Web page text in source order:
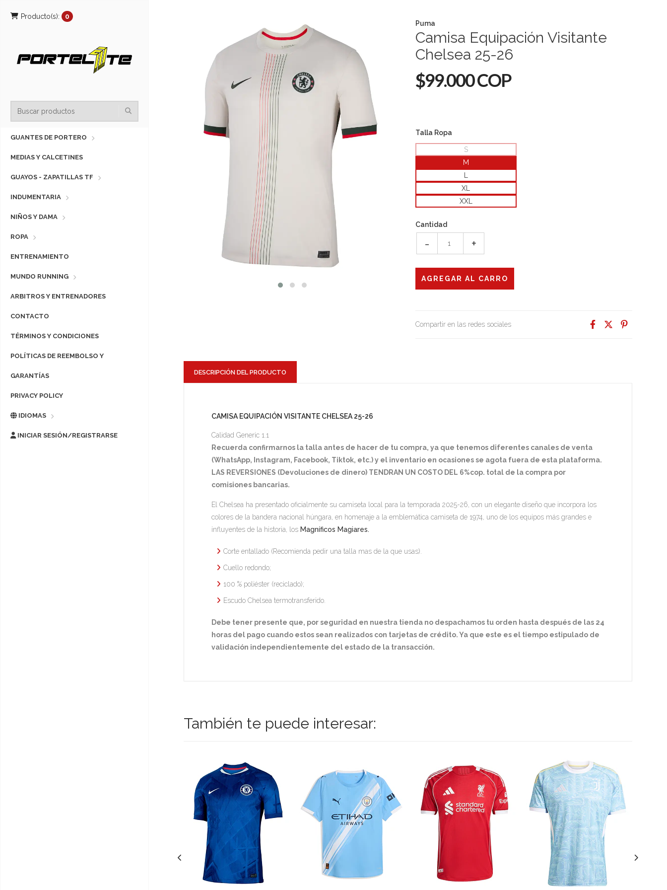
Producto(s): 0
GUANTES DE PORTERO
MEDIAS Y CALCETINES
GUAYOS - ZAPATILLAS TF
INDUMENTARIA
NIÑOS Y DAMA
ROPA
ENTRENAMIENTO
MUNDO RUNNING
ARBITROS Y ENTRENADORES
CONTACTO
TÉRMINOS Y CONDICIONES
POLÍTICAS DE REEMBOLSO Y
GARANTÍAS
PRIVACY POLICY
IDIOMAS
INICIAR SESIÓN/REGISTRARSE
Puma
Camisa Equipación Visitante
Chelsea 25-26
$99.000 COP
Talla Ropa
S
M
XL
XXL
Cantidad
- +
Compartir en las redes sociales
DESCRIPCIÓN DEL PRODUCTO
CAMISA EQUIPACIÓN VISITANTE CHELSEA 25-26
Calidad Generic 1.1
Recuerda confirmarnos la talla antes de hacer de tu compra, ya que tenemos diferentes canales de venta
(WhatsApp, Instagram, Facebook, Tiktok, etc.) y el inventario en ocasiones se agota fuera de esta plataforma.
LAS REVERSIONES (Devoluciones de dinero) TENDRAN UN COSTO DEL 6%cop. total de la compra por
comisiones bancarias.
El Chelsea ha presentado oficialmente su camiseta local para la temporada 2025-26, con un elegante diseño que incorpora los
colores de la bandera nacional húngara, en homenaje a la emblemática camiseta de 1974, uno de los equipos más grandes e
influyentes de la historia, los Magníficos Magiares.
Corte entallado (Recomienda pedir una talla mas de la que usas).
Cuello redondo;
100 % poliéster (reciclado);
Escudo Chelsea termotransferido.
Debe tener presente que, por seguridad en nuestra tienda no despachamos tu orden hasta después de las 24
horas del pago cuando estos sean realizados con tarjetas de crédito. Ya que este es el tiempo estipulado de
validación independientemente del estado de la transacción.
También te puede interesar: